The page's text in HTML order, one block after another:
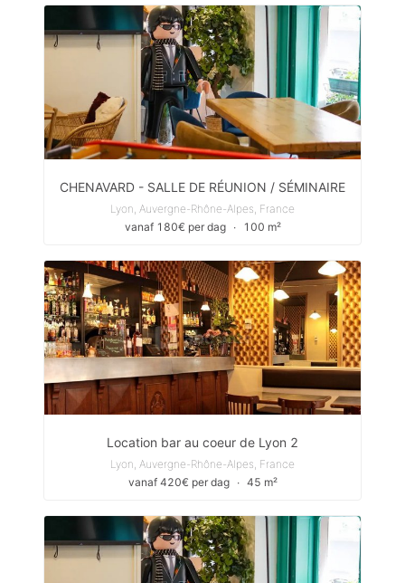
CHENAVARD - SALLE DE RÉUNION / SÉMINAIRE
Lyon, Auvergne-Rhône-Alpes, France
vanaf 180€ per dag
∙ 100 m²
Location bar au coeur de Lyon 2
Lyon, Auvergne-Rhône-Alpes, France
vanaf 420€ per dag
∙ 45 m²